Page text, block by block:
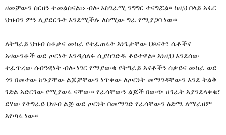
ዘመቻውን ሰርዘን ተመልሰናል›› ብሎ አስገራሚ ንግግር ተናግሯል፡፡ ከዚህ በላይ አፋር
ህዝብን ምን ሊያደርጉት እንደሚችሉ ለሰሚው ግራ የሚያጋባ ነው፡፡
ለትግራይ ህዝብ ሰቆቃና መከራ የተፈጠሩት እነጌታቸው ህጻናት፣ ሴቶችና
አዛውንቶች ወደ ጦርነት እንዲሰለፉ ሲያስገድዱ ቆይተዋል፡፡ እነዚህ እንደሰው
ተፈጥረው ሰብዓዊነት ብሎ ነገር የማያውቁ የትግራይ እናቶችን ሰቃይና መከራ ወደ
ጎን በመተው ከጉያቸው ልጆቻቸውን ነጥቀው ለጦርነት መማገዳቸውን እንደ ትልቅ
ገድል አድርገው የሚያወሩ ናቸው። የራሳቸውን ልጆች በውጭ ሀገራት እያንደላቀቁ፣
ደሃው የትግራይ ህዝብ ልጅ ወደ ጦርነት በመማገድ የራሳቸውን ዕድሜ ለማራዘም
እየጣሩ ነው፡፡